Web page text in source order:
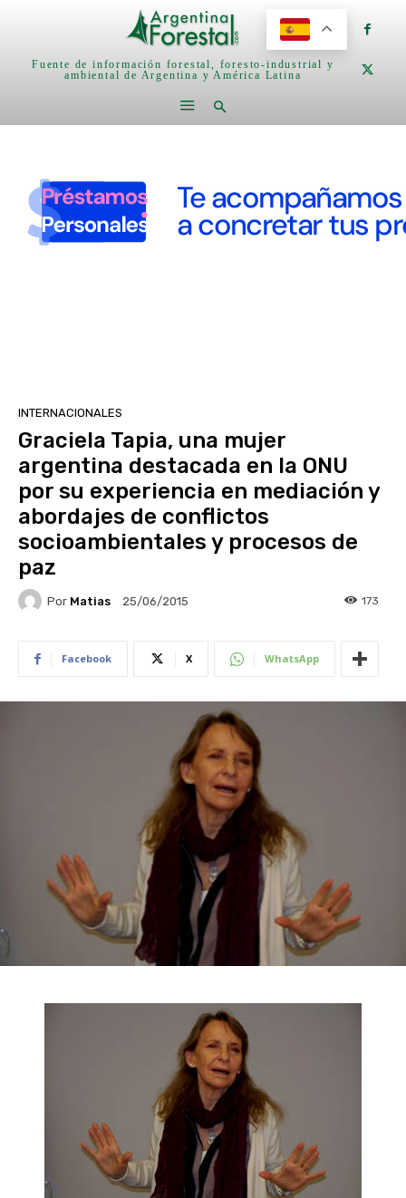
Fuente de información forestal, foresto-industrial y
ambiental de Argentina y América Latina
INTERNACIONALES
Graciela Tapia, una mujer
argentina destacada en la ONU
por su experiencia en mediación y
abordajes de conflictos
socioambientales y procesos de
paz
Por Matias 25/06/2015 173
Facebook X WhatsApp